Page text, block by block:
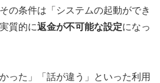
の条件は「システムの起動ができ
質的に返金が不可能な設定になっ
った」「話が違う」といった利用